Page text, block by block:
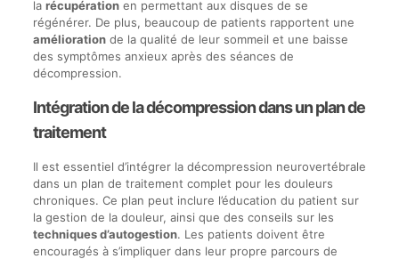
la récupérationen permettant aux disques de se
régénérer. De plus, beaucoup de patients rapportent une
améliorationde la qualité de leur sommeil et une baisse
des symptômes anxieux après des séances de
décompression.
Intégration de la décompression dans un plan de
traitement
Il est essentiel d’intégrer la décompression neurovertébrale
dans un plan de traitement complet pour les douleurs
chroniques. Ce plan peut inclure l’éducation du patient sur
la gestion de la douleur, ainsi que des conseils sur les
techniques d’autogestion. Les patients doivent être
encouragés à s’impliquer dans leur propre parcours de